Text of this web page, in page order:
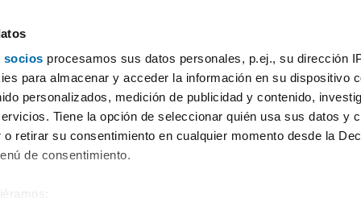
socios procesamos sus datos personales, p.ej., su dirección
para almacenar y acceder la información en su dispositivo
personalizados, medición de publicidad y contenido,
Tiene la opción de seleccionar quién usa sus datos y
retirar su consentimiento en cualquier momento desde la
de consentimiento.
2 o más habitaciones Más
Alquiler piso 2 habitaciones Carretera de Cádiz Málaga
viviendas)